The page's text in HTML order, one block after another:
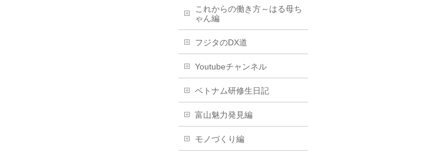
これからの働き方～はる母ち
ゃん編
フジタのDX道
Youtubeチャンネル
ベトナム研修生日記
富山魅力発見編
モノづくり編